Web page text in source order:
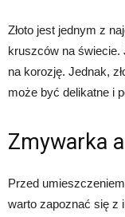
Złoto jest jednym z
kruszców na świecie.
na korozję. Jednak,
może być delikatne i
Zmywarka
Przed
warto zapoznać się z